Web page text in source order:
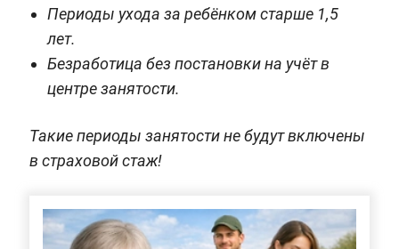
Периоды ухода за ребёнком старше 1,5
лет.
Безработица без постановки на учёт в
центре занятости.
Такие периоды занятости не будут включены
в страховой стаж!